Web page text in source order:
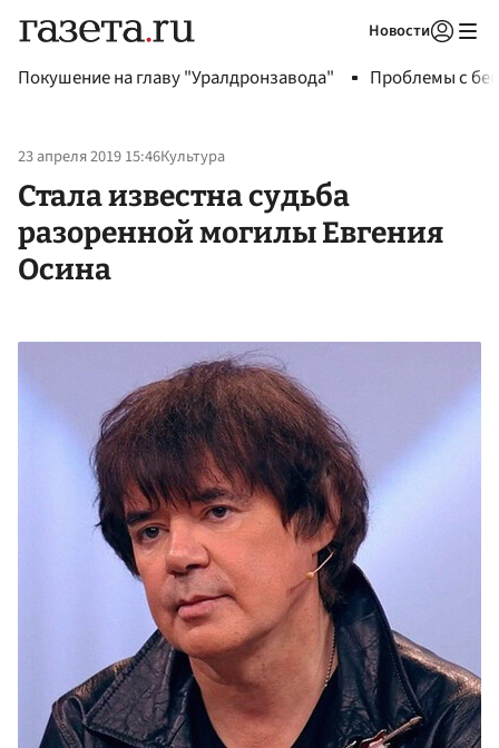
Новости
Покушение на главу "Уралдронзавода" Проблемы с
23 апреля 2019 15:46Культура
Стала известна судьба
разоренной могилы Евгения
Осина